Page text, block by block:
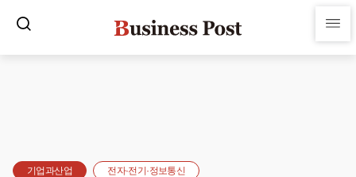
기업과산업 전자·전기·정보통신